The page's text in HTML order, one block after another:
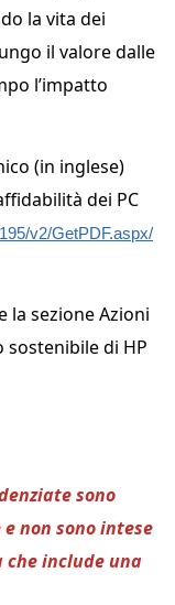
la vita dei
il valore dalle
l’impatto
(in inglese)
dei PC
v2/GetPDF.aspx/
sezione Azioni
sostenibile di HP
sono
non sono intese
include una